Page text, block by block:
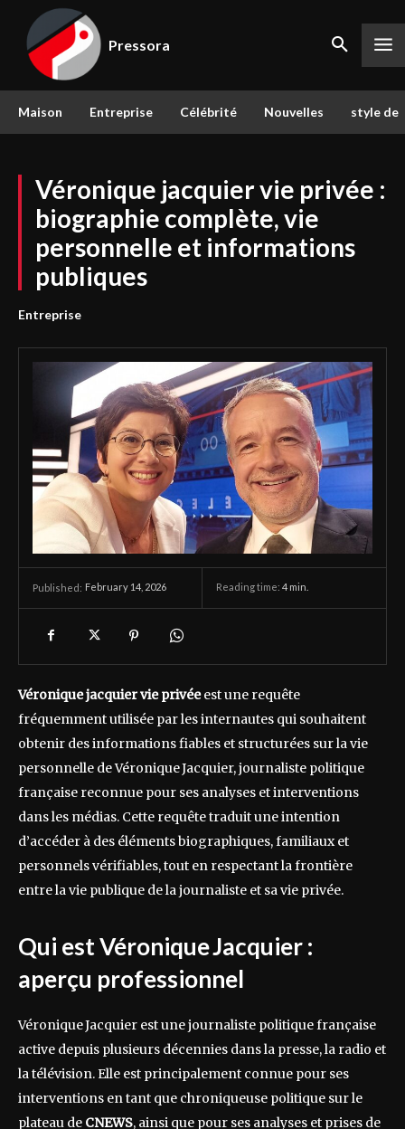
Pressora
Maison Entreprise Célébrité Nouvelles style de
Véronique jacquier vie privée :
biographie complète, vie
personnelle et informations
publiques
Entreprise
Published: February 14, 2026 Reading time: 4 min.
Véronique jacquier vie privéeest une requête
fréquemment utilisée par les internautes qui souhaitent
obtenir des informations fiables et structurées sur la vie
personnelle de Véronique Jacquier, journaliste politique
française reconnue pour ses analyses et interventions
dans les médias. Cette requête traduit une intention
d’accéder à des éléments biographiques, familiaux et
personnels vérifiables, tout en respectant la frontière
entre la vie publique de la journaliste et sa vie privée.
Qui est Véronique Jacquier :
aperçu professionnel
Véronique Jacquier est une journaliste politique française
active depuis plusieurs décennies dans la presse, la radio et
la télévision. Elle est principalement connue pour ses
interventions en tant que chroniqueuse politique sur le
plateau de CNEWS, ainsi que pour ses analyses et prises de